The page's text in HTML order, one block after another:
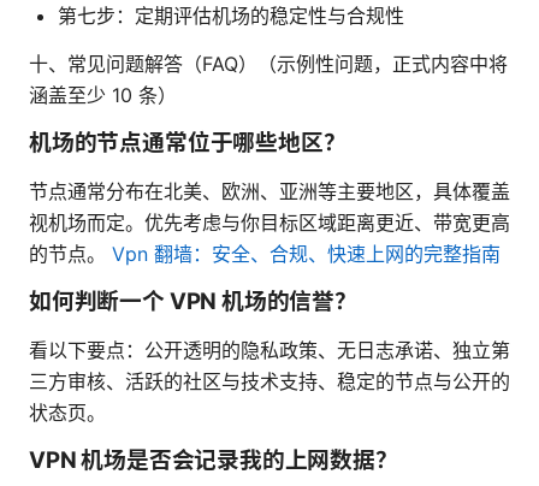
第七步：定期评估机场的稳定性与合规性
十、常见问题解答（FAQ）（示例性问题，正式内容中将
涵盖至少 10 条）
机场的节点通常位于哪些地区？
节点通常分布在北美、欧洲、亚洲等主要地区，具体覆盖
视机场而定。优先考虑与你目标区域距离更近、带宽更高
的节点。 Vpn 翻墙：安全、合规、快速上网的完整指南
如何判断一个 VPN 机场的信誉？
看以下要点：公开透明的隐私政策、无日志承诺、独立第
三方审核、活跃的社区与技术支持、稳定的节点与公开的
状态页。
VPN 机场是否会记录我的上网数据？